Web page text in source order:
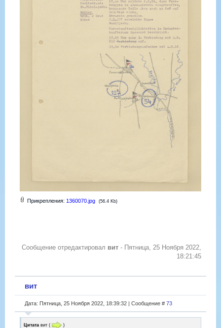
Прикрепления: 1360070.jpg (56.4 Kb)
Сообщение отредактировал вит - Пятница, 25 Ноября 2022,
18:21:45
вит
Дата: Пятница, 25 Ноября 2022, 18:39:32 | Сообщение # 73
Цитата вит ( )